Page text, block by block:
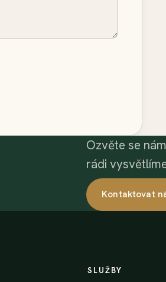
Ozvěte se
rádi
Kontaktovat
SLUŽBY